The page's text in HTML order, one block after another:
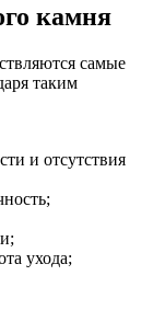
камня
самые
таким
и отсутствия
ухода;